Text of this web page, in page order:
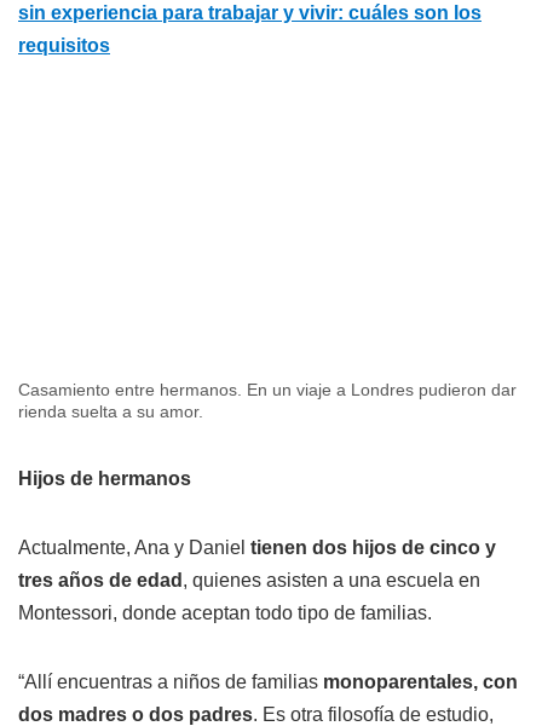
sin experiencia para trabajar y vivir: cuáles son los
requisitos
Casamiento entre hermanos. En un viaje a Londres pudieron dar
rienda suelta a su amor.
Hijos de hermanos
Actualmente, Ana y Daniel tienen dos hijos de cinco y
tres años de edad , quienes asisten a una escuela en
Montessori, donde aceptan todo tipo de familias.
“Allí encuentras a niños de familias monoparentales, con
dos madres o dos padres. Es otra filosofía de estudio,